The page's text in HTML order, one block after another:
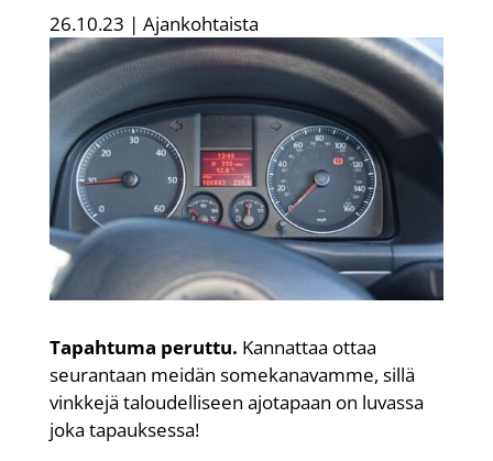
26.10.23 | Ajankohtaista
Tapahtuma peruttu. Kannattaa ottaa
seurantaan meidän somekanavamme, sillä
vinkkejä taloudelliseen ajotapaan on luvassa
joka tapauksessa!